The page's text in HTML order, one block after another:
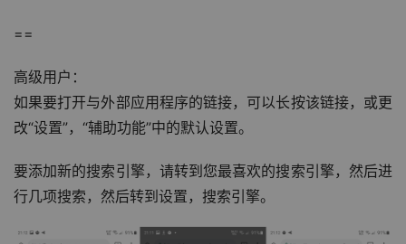
==
高级用户：
如果要打开与外部应用程序的链接，可以长按该链接，或更
改“设置”，“辅助功能”中的默认设置。
要添加新的搜索引擎，请转到您最喜欢的搜索引擎，然后进
行几项搜索，然后转到设置，搜索引擎。